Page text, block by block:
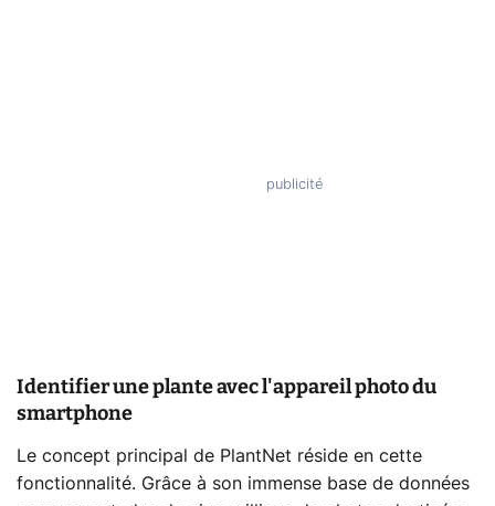
Identifier une plante avec l'appareil photo du
smartphone
Le concept principal de PlantNet réside en cette
fonctionnalité. Grâce à son immense base de données